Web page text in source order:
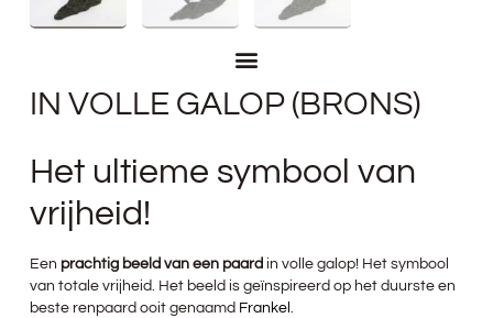
IN VOLLE GALOP (BRONS)
Het ultieme symbool van
vrijheid!
Een prachtig beeld van een paard in volle galop! Het symbool
van totale vrijheid. Het beeld is geïnspireerd op het duurste en
beste renpaard ooit genaamd Frankel .